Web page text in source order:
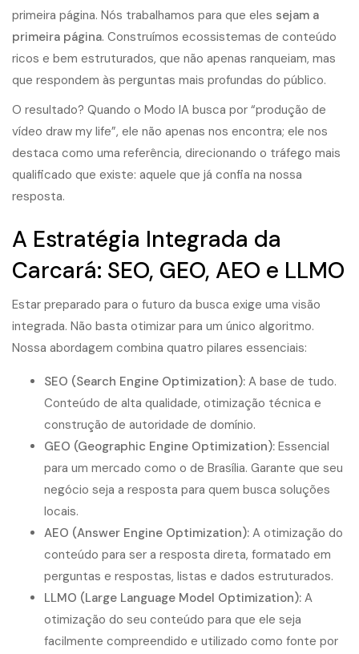
primeira página. Nós trabalhamos para que eles sejam a
primeira página. Construímos ecossistemas de conteúdo
ricos e bem estruturados, que não apenas ranqueiam, mas
que respondem às perguntas mais profundas do público.
O resultado? Quando o Modo IA busca por “produção de
vídeo draw my life”, ele não apenas nos encontra; ele nos
destaca como uma referência, direcionando o tráfego mais
qualificado que existe: aquele que já confia na nossa
resposta.
A Estratégia Integrada da
Carcará: SEO, GEO, AEO e LLMO
Estar preparado para o futuro da busca exige uma visão
integrada. Não basta otimizar para um único algoritmo.
Nossa abordagem combina quatro pilares essenciais:
SEO (Search Engine Optimization): A base de tudo.
Conteúdo de alta qualidade, otimização técnica e
construção de autoridade de domínio.
GEO (Geographic Engine Optimization): Essencial
para um mercado como o de Brasília. Garante que seu
negócio seja a resposta para quem busca soluções
locais.
AEO (Answer Engine Optimization): A otimização do
conteúdo para ser a resposta direta, formatado em
perguntas e respostas, listas e dados estruturados.
LLMO (Large Language Model Optimization): A
otimização do seu conteúdo para que ele seja
facilmente compreendido e utilizado como fonte por